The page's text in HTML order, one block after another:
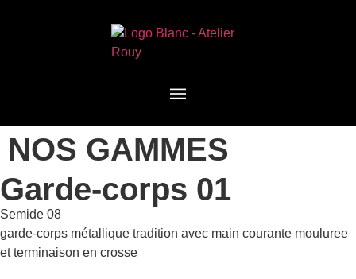
NOS GAMMES
Garde-corps 01
Semide 08
garde-corps métallique tradition avec main courante mouluree
et terminaison en crosse